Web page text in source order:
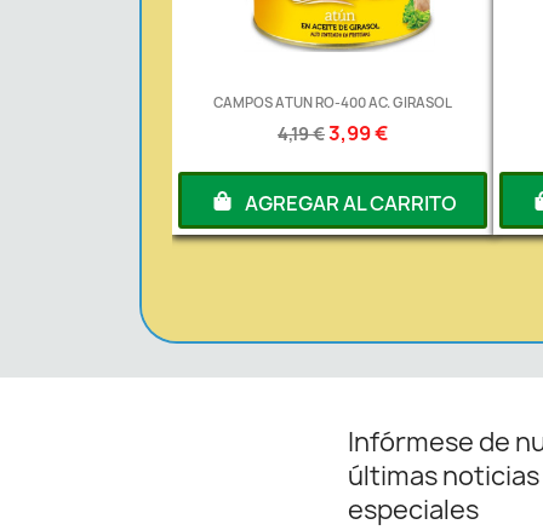
CAMPOS ATUN RO-400 AC. GIRASOL
4,19 €3,99 €
AGREGAR AL CARRITO
Infórmese de
últimas
especiales